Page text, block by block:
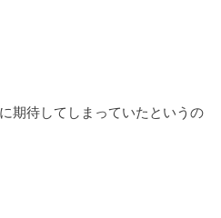
期待してしまっていたというの